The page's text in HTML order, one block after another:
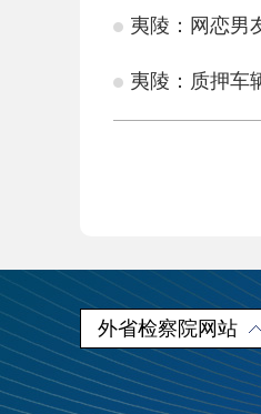
夷陵：网恋男
夷陵：质押车
外省检察院网站